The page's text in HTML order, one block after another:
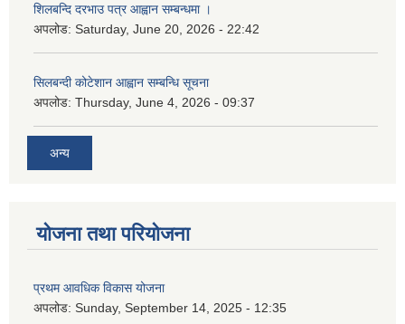
शिलबन्दि दरभाउ पत्र आह्वान सम्बन्धमा ।
अपलोड: Saturday, June 20, 2026 - 22:42
सिलबन्दी कोटेशान आह्वान सम्बन्धि सूचना
अपलोड: Thursday, June 4, 2026 - 09:37
अन्य
योजना तथा परियोजना
प्रथम आवधिक विकास योजना
अपलोड: Sunday, September 14, 2025 - 12:35